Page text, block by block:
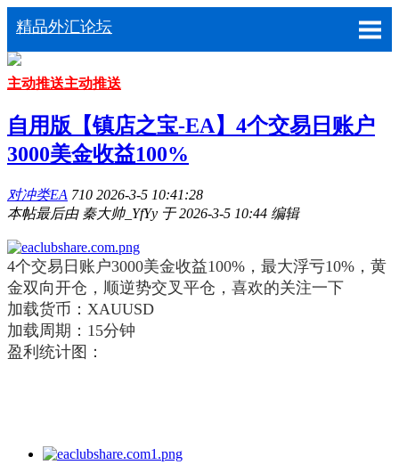
精品外汇论坛
主动推送主动推送
自用版【镇店之宝-EA】4个交易日账户
3000美金收益100%
对冲类EA 710 2026-3-5 10:41:28
本帖最后由 秦大帅_YfYy 于 2026-3-5 10:44 编辑
4个交易日账户3000美金收益100%，最大浮亏10%，黄
金双向开仓，顺逆势交叉平仓，喜欢的关注一下
加载货币：XAUUSD
加载周期：15分钟
盈利统计图：